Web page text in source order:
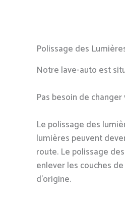
Polissage des
Notre lave-auto est
Pas besoin de
Le polissage des
lumières peuvent
route. Le polissage
enlever les couches
d'origine.